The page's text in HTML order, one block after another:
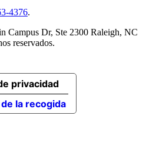
4376.
Campus Dr, Ste 2300 Raleigh, NC
reservados.
la recogida
privacidad